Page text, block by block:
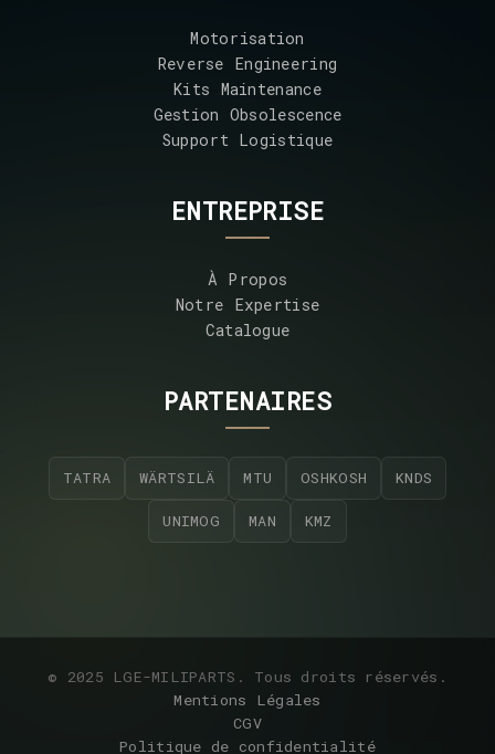
Motorisation
Reverse Engineering
Kits Maintenance
Gestion Obsolescence
Support Logistique
ENTREPRISE
À Propos
Notre Expertise
Catalogue
PARTENAIRES
TATRA WÄRTSILÄ MTU OSHKOSH KNDS
UNIMOG MAN KMZ
© 2025 LGE-MILIPARTS. Tous droits réservés.
Mentions Légales
CGV
Politique de confidentialité